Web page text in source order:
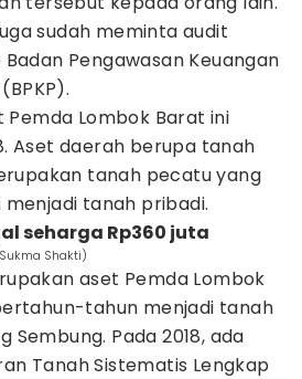
sudah meminta audit
Pengawasan Keuangan
Lombok Barat ini
Aset daerah berupa tanah
tanah pecatu yang
tanah pribadi.
seharga Rp360 juta
Shakti)
aset Pemda Lombok
tahun menjadi tanah
Sembung. Pada 2018, ada
Tanah Sistematis Lengkap